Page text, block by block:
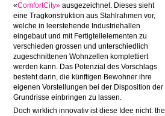
«ComfortCity» ausgezeichnet. Dieses sieht
eine Tragkonstruktion aus Stahlrahmen vor,
welche in leerstehende Industriehallen
eingebaut und mit Fertigteilelementen zu
verschieden grossen und unterschiedlich
zugeschnittenen Wohnzellen komplettiert
werden kann. Das Potenzial des Vorschlags
besteht darin, die künftigen Bewohner ihre
eigenen Vorstellungen bei der Disposition der
Grundrisse einbringen zu lassen.
Doch wirklich innovativ ist diese Idee nicht: the